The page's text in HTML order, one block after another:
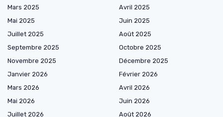
Mars 2025
Avril 2025
Mai 2025
Juin 2025
Juillet 2025
Août 2025
Septembre 2025
Octobre 2025
Novembre 2025
Décembre 2025
Janvier 2026
Février 2026
Mars 2026
Avril 2026
Mai 2026
Juin 2026
Juillet 2026
Août 2026